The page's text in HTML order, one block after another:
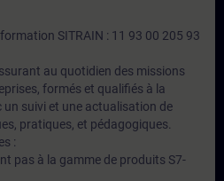
SITRAIN : 11 93 00 205 93
au quotidien des missions
formés et qualifiés à la
un suivi et une actualisation de
pratiques, et pédagogiques.
:
pas à la gamme de produits S7-